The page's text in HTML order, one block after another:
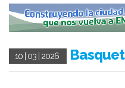
10 | 03 | 2026 Basquet